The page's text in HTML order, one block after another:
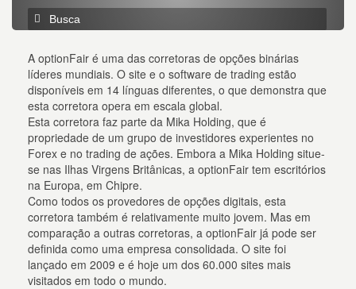
A optionFair é uma das corretoras de opções binárias
líderes mundiais. O site e o software de trading estão
disponíveis em 14 línguas diferentes, o que demonstra que
esta corretora opera em escala global.
Esta corretora faz parte da Mika Holding, que é
propriedade de um grupo de investidores experientes no
Forex e no trading de ações. Embora a Mika Holding situe-
se nas Ilhas Virgens Britânicas, a optionFair tem escritórios
na Europa, em Chipre.
Como todos os provedores de opções digitais, esta
corretora também é relativamente muito jovem. Mas em
comparação a outras corretoras, a optionFair já pode ser
definida como uma empresa consolidada. O site foi
lançado em 2009 e é hoje um dos 60.000 sites mais
visitados em todo o mundo.